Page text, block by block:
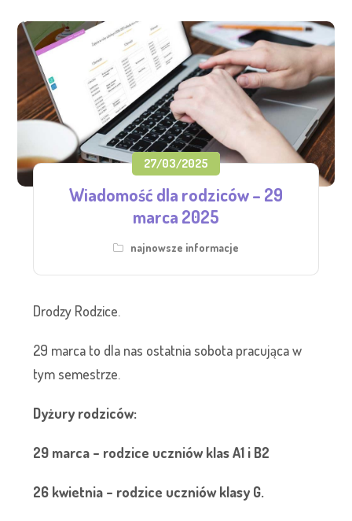
27/03/2025
Wiadomość dla rodziców – 29
marca 2025
najnowsze informacje
Drodzy Rodzice.
29 marca to dla nas ostatnia sobota pracująca w
tym semestrze.
Dyżury rodziców:
29 marca – rodzice uczniów klas A1 i B2
26 kwietnia – rodzice uczniów klasy G.